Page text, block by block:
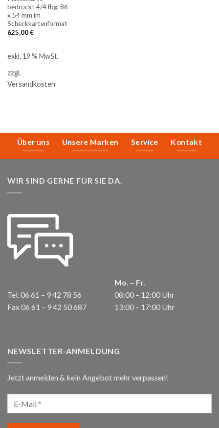
bedruckt 4/4 fbg. 86
x 54 mm im
Scheckkartenformat
625,00€
exkl. 19 % MwSt.
zzgl.
Versandkosten
Über uns Unsere Marken Service Kontakt
WIR SIND GERNE FÜR SIE DA.
Tel. 06 61 – 9 42 78 56
Fax 06 61 – 9 42 50 687
Mo. – Fr.
08:00 – 12:00 Uhr
13:00 – 17:00 Uhr
NEWSLETTER-ANMELDUNG
Jetzt anmelden & kein Angebot mehr verpassen!